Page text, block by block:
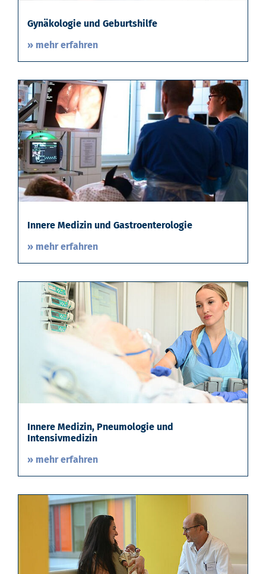
Gynäkologie und Geburtshilfe
» mehr erfahren
Innere Medizin und Gastroenterologie
» mehr erfahren
Innere Medizin, Pneumologie und
Intensivmedizin
» mehr erfahren